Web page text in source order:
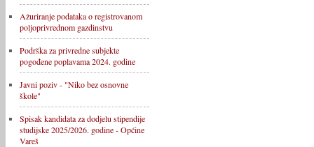
Ažuriranje podataka o registrovanom
poljoprivrednom gazdinstvu
Podrška za privredne subjekte
pogođene poplavama 2024. godine
Javni poziv - "Niko bez osnovne
škole"
Spisak kandidata za dodjelu stipendije
studijske 2025/2026. godine - Općine
Vareš